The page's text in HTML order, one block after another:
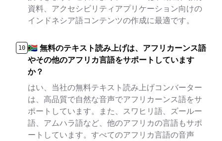
資料、アクセシビリティアプリケーション向けの
インドネシア語コンテンツの作成に最適です。
10 🇿🇦 無料のテキスト読み上げは、アフリカーンス語
やその他のアフリカ言語をサポートしています
か？
はい、当社の無料テキスト読み上げコンバーター
は、高品質で自然な音声でアフリカーンス語をサ
ポートしています。また、スワヒリ語、ズールー
語、アムハラ語など、他のアフリカの言語もサポ
ートしています。すべてのアフリカ言語の音声